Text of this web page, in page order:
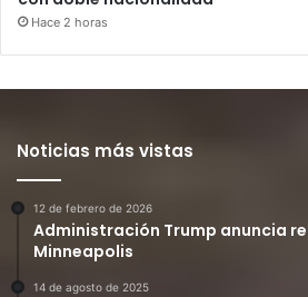
Hace 2 horas
Noticias más vistas
12 de febrero de 2026
Administración Trump anuncia
Minneapolis
14 de agosto de 2025